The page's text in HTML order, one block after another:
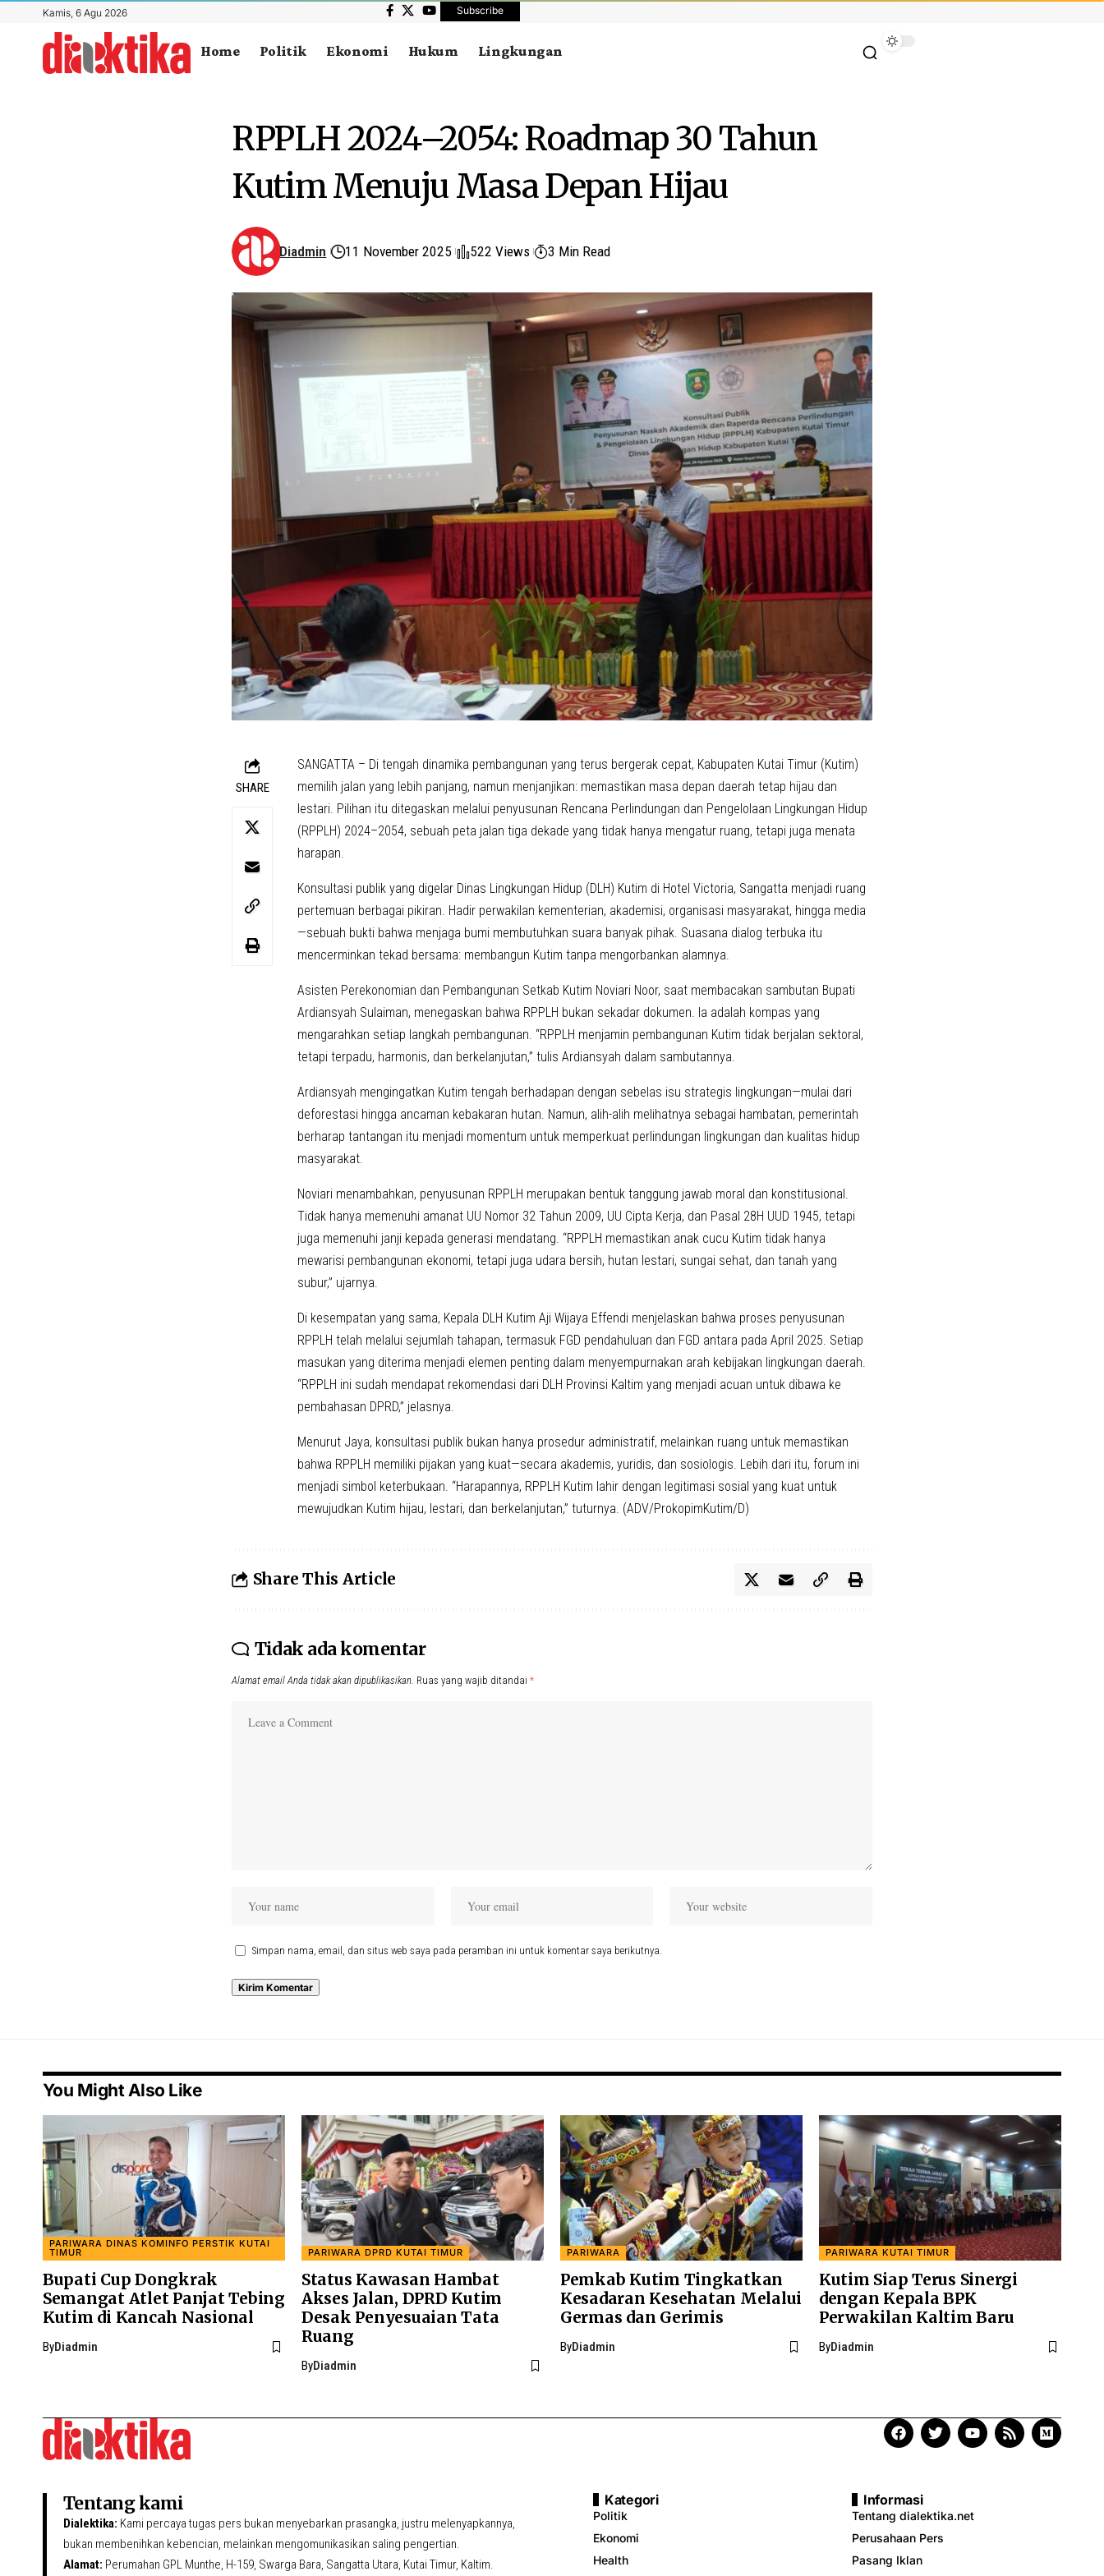
Kamis, 6 Agu 2026 Subscribe
Home Politik Ekonomi Hukum Lingkungan
RPPLH 2024–2054: Roadmap 30 Tahun
Kutim Menuju Masa Depan Hijau
Diadmin 11 November 2025 522 Views 3 Min Read
SHARE
SANGATTA – Di tengah dinamika pembangunan yang terus bergerak cepat, Kabupaten Kutai Timur (Kutim)
memilih jalan yang lebih panjang, namun menjanjikan: memastikan masa depan daerah tetap hijau dan
lestari. Pilihan itu ditegaskan melalui penyusunan Rencana Perlindungan dan Pengelolaan Lingkungan Hidup
(RPPLH) 2024–2054, sebuah peta jalan tiga dekade yang tidak hanya mengatur ruang, tetapi juga menata
harapan.
Konsultasi publik yang digelar Dinas Lingkungan Hidup (DLH) Kutim di Hotel Victoria, Sangatta menjadi ruang
pertemuan berbagai pikiran. Hadir perwakilan kementerian, akademisi, organisasi masyarakat, hingga media
—sebuah bukti bahwa menjaga bumi membutuhkan suara banyak pihak. Suasana dialog terbuka itu
mencerminkan tekad bersama: membangun Kutim tanpa mengorbankan alamnya.
Asisten Perekonomian dan Pembangunan Setkab Kutim Noviari Noor, saat membacakan sambutan Bupati
Ardiansyah Sulaiman, menegaskan bahwa RPPLH bukan sekadar dokumen. Ia adalah kompas yang
mengarahkan setiap langkah pembangunan. “RPPLH menjamin pembangunan Kutim tidak berjalan sektoral,
tetapi terpadu, harmonis, dan berkelanjutan,” tulis Ardiansyah dalam sambutannya.
Ardiansyah mengingatkan Kutim tengah berhadapan dengan sebelas isu strategis lingkungan—mulai dari
deforestasi hingga ancaman kebakaran hutan. Namun, alih-alih melihatnya sebagai hambatan, pemerintah
berharap tantangan itu menjadi momentum untuk memperkuat perlindungan lingkungan dan kualitas hidup
masyarakat.
Noviari menambahkan, penyusunan RPPLH merupakan bentuk tanggung jawab moral dan konstitusional.
Tidak hanya memenuhi amanat UU Nomor 32 Tahun 2009, UU Cipta Kerja, dan Pasal 28H UUD 1945, tetapi
juga memenuhi janji kepada generasi mendatang. “RPPLH memastikan anak cucu Kutim tidak hanya
mewarisi pembangunan ekonomi, tetapi juga udara bersih, hutan lestari, sungai sehat, dan tanah yang
subur,” ujarnya.
Di kesempatan yang sama, Kepala DLH Kutim Aji Wijaya Effendi menjelaskan bahwa proses penyusunan
RPPLH telah melalui sejumlah tahapan, termasuk FGD pendahuluan dan FGD antara pada April 2025. Setiap
masukan yang diterima menjadi elemen penting dalam menyempurnakan arah kebijakan lingkungan daerah.
“RPPLH ini sudah mendapat rekomendasi dari DLH Provinsi Kaltim yang menjadi acuan untuk dibawa ke
pembahasan DPRD,” jelasnya.
Menurut Jaya, konsultasi publik bukan hanya prosedur administratif, melainkan ruang untuk memastikan
bahwa RPPLH memiliki pijakan yang kuat—secara akademis, yuridis, dan sosiologis. Lebih dari itu, forum ini
menjadi simbol keterbukaan. “Harapannya, RPPLH Kutim lahir dengan legitimasi sosial yang kuat untuk
mewujudkan Kutim hijau, lestari, dan berkelanjutan,” tuturnya. (ADV/ProkopimKutim/D)
Share This Article
Tidak ada komentar
Alamat email Anda tidak akan dipublikasikan. Ruas yang wajib ditandai *
Simpan nama, email, dan situs web saya pada peramban ini untuk komentar saya berikutnya.
You Might Also Like
PARIWARA DINAS KOMINFO PERSTIK KUTAI
TIMUR
Bupati Cup Dongkrak
Semangat Atlet Panjat Tebing
Kutim di Kancah Nasional
ByDiadmin
PARIWARA DPRD KUTAI TIMUR
Status Kawasan Hambat
Akses Jalan, DPRD Kutim
Desak Penyesuaian Tata
Ruang
ByDiadmin
PARIWARA
Pemkab Kutim Tingkatkan
Kesadaran Kesehatan Melalui
Germas dan Gerimis
ByDiadmin
PARIWARA KUTAI TIMUR
Kutim Siap Terus Sinergi
dengan Kepala BPK
Perwakilan Kaltim Baru
ByDiadmin
Tentang kami
Dialektika: Kami percaya tugas pers bukan menyebarkan prasangka, justru melenyapkannya,
bukan membenihkan kebencian, melainkan mengomunikasikan saling pengertian.
Alamat: Perumahan GPL Munthe, H-159, Swarga Bara, Sangatta Utara, Kutai Timur, Kaltim.
Kategori
Politik
Ekonomi
Health
Informasi
Tentang dialektika.net
Perusahaan Pers
Pasang Iklan